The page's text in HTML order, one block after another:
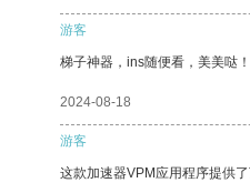
游客
梯子神器，ins随便看，美美哒！
2024-08-18
游客
这款加速器VPM应用程序提供